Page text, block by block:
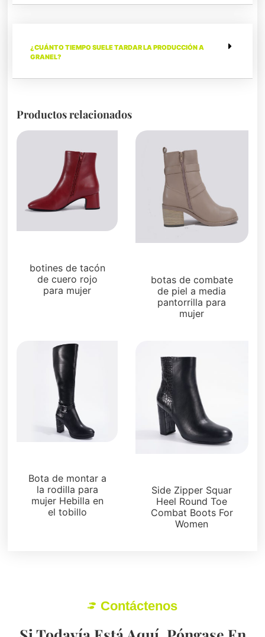
¿CUÁNTO TIEMPO SUELE TARDAR LA PRODUCCIÓN A
GRANEL?
Productos relacionados
botines de tacón
de cuero rojo
para mujer
botas de combate
de piel a media
pantorrilla para
mujer
Bota de montar a
la rodilla para
mujer Hebilla en
el tobillo
Side Zipper Squar
Heel Round Toe
Combat Boots For
Women
Contáctenos